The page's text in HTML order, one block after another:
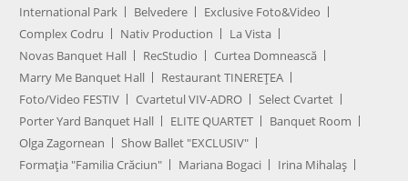
International Park
Belvedere
Exclusive Foto&Video
Complex Codru
Nativ Production
La Vista
Novas Banquet Hall
RecStudio
Curtea Domnească
Marry Me Banquet Hall
Restaurant TINEREȚEA
Foto/Video FESTIV
Cvartetul VIV-ADRO
Select Cvartet
Porter Yard Banquet Hall
ELITE QUARTET
Banquet Room
Olga Zagornean
Show Ballet "EXCLUSIV"
Formația "Familia Crăciun"
Mariana Bogaci
Irina Mihalaș